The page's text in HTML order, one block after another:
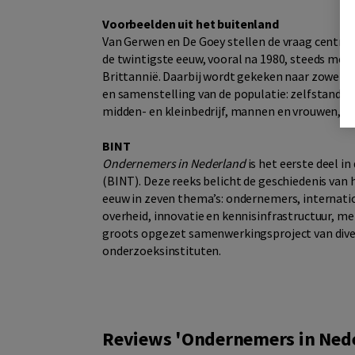
Voorbeelden uit het buitenland
Van Gerwen en De Goey stellen de vraag
de twintigste eeuw, vooral na 1980, steeds
Brittannië. Daarbij wordt gekeken naar zowel
en samenstelling van de populatie:
midden- en kleinbedrijf, mannen en vrouwen,
BINT
Ondernemers in Nederlandis het eerste deel in
(BINT). Deze reeks belicht de geschiedenis
eeuw in zeven thema’s: ondernemers,
overheid, innovatie en kennisinfrastructuur,
groots opgezet samenwerkingsproject van
onderzoeksinstituten.
Reviews 'Ondernemers in